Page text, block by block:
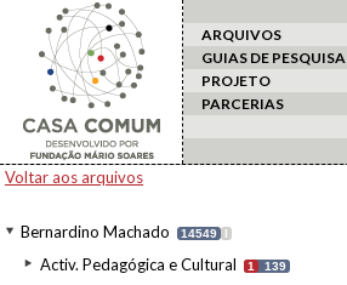
ARQUIVOS
GUIAS DE PESQUISA
PROJETO
PARCERIAS
Voltar aos arquivos
Bernardino Machado 14549 I
Activ. Pedagógica e Cultural 1 139